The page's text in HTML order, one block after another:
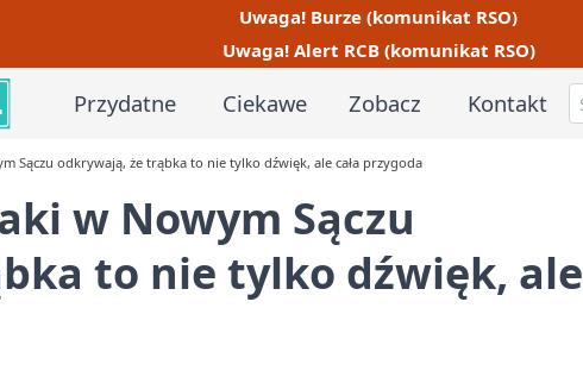
Uwaga! Burze (komunikat RSO)
Uwaga! Alert RCB (komunikat RSO)
Przydatne Ciekawe Zobacz Kontakt
Sączu odkrywają, że trąbka to nie tylko dźwięk, ale cała przygoda
w Nowym Sączu
to nie tylko dźwięk, ale